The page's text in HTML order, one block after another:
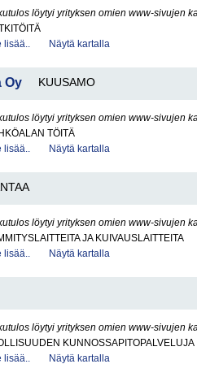
löytyi yrityksen omien www-sivujen
lisää..
Näytä kartalla
Oy KUUSAMO
löytyi yrityksen omien www-sivujen
TÖITÄ
lisää..
Näytä kartalla
löytyi yrityksen omien www-sivujen
JA KUIVAUSLAITTEITA
lisää..
Näytä kartalla
löytyi yrityksen omien www-sivujen
KUNNOSSAPITOPALVELUJA
lisää..
Näytä kartalla